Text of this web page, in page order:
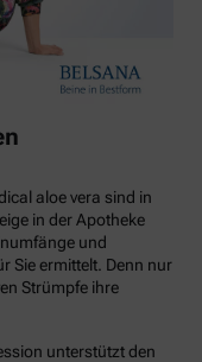
aloe vera sind in
in der Apotheke
und
Sie ermittelt. Denn nur
Strümpfe ihre
unterstützt den